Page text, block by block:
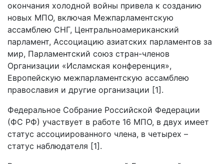
окончания холодной войны привела к созданию
новых МПО, включая Межпарламентскую
ассамблею СНГ, Центральноамериканский
парламент, Ассоциацию азиатских парламентов за
мир, Парламентский союз стран-членов
Организации «Исламская конференция»,
Европейскую межпарламентскую ассамблею
православия и другие организации [1].
Федеральное Собрание Российской Федерации
(ФС РФ) участвует в работе 16 МПО, в двух имеет
статус ассоциированного члена, в четырех –
статус наблюдателя [1].